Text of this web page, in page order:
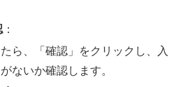
：
ら、「確認」をクリックし、入
ないか確認します。